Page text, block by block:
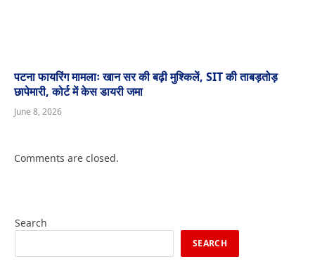
पटना फायरिंग मामलाः खान सर की बढ़ी मुश्किलें, SIT की ताबड़तोड़
छापेमारी, कोर्ट में केस डायरी जमा
June 8, 2026
Comments are closed.
Search
SEARCH